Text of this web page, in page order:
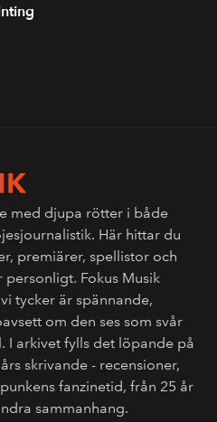
med djupa rötter i både
Här hittar du
premiärer, spellistor och
personligt. Fokus Musik
tycker är spännande,
om den ses som svår
I arkivet fylls det löpande på
skrivande - recensioner,
fanzinetid, från 25 år
sammanhang.